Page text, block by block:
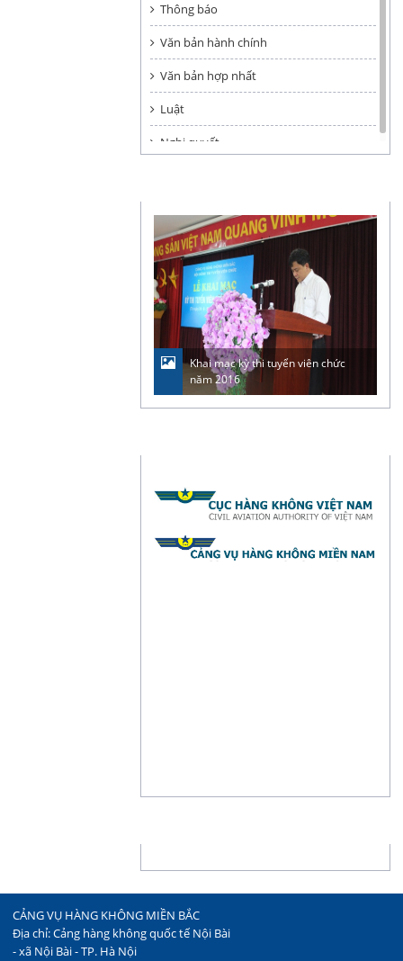
Thông báo
Văn bản hành chính
Văn bản hợp nhất
Luật
Nghị quyết
Khai mạc kỳ thi tuyển viên chức
năm 2016
CẢNG VỤ HÀNG KHÔNG MIỀN BẮC
Địa chỉ: Cảng hàng không quốc tế Nội Bài
- xã Nội Bài - TP. Hà Nội